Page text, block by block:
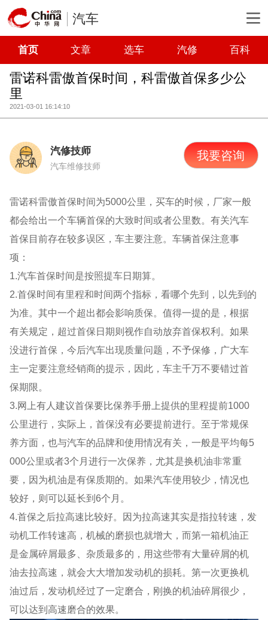
汽车
首页 文章 选车 汽修 百科
雷诺科雷傲首保时间，科雷傲首保多少公
里
2021-03-01 16:14:10
汽修技师
汽车维修技师
我要咨询
雷诺科雷傲首保时间为5000公里，买车的时候，厂家一般
都会给出一个车辆首保的大致时间或者公里数。有关汽车
首保目前存在较多误区，车主要注意。车辆首保注意事
项：
1.汽车首保时间是按照提车日期算。
2.首保时间有里程和时间两个指标，看哪个先到，以先到的
为准。其中一个超出都会影响质保。值得一提的是，根据
有关规定，超过首保日期则视作自动放弃首保权利。如果
没进行首保，今后汽车出现质量问题，不予保修，广大车
主一定要注意经销商的提示，因此，车主千万不要错过首
保期限。
3.网上有人建议首保要比保养手册上提供的里程提前1000
公里进行，实际上，首保没有必要提前进行。至于常规保
养方面，也与汽车的品牌和使用情况有关，一般是平均每5
000公里或者3个月进行一次保养，尤其是换机油非常重
要，因为机油是有保质期的。如果汽车使用较少，情况也
较好，则可以延长到6个月。
4.首保之后拉高速比较好。因为拉高速其实是指拉转速，发
动机工作转速高，机械的磨损也就增大，而第一箱机油正
是金属碎屑最多、杂质最多的，用这些带有大量碎屑的机
油去拉高速，就会大大增加发动机的损耗。第一次更换机
油过后，发动机经过了一定磨合，刚换的机油碎屑很少，
可以达到高速磨合的效果。